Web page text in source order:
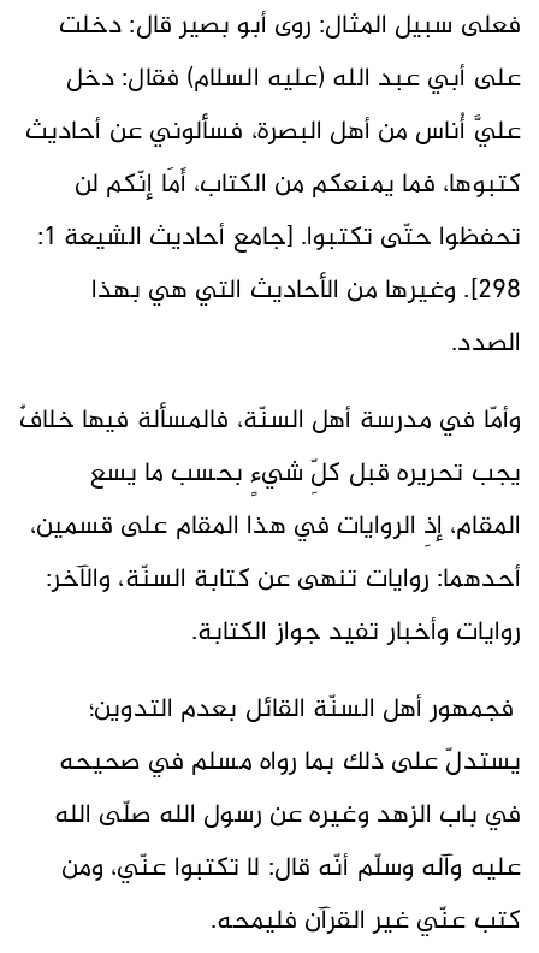
فعلى سبيل المثال: روى أبو بصير قال: دخلت
على أبي عبد الله (عليه السلام) فقال: دخل
عليَّ أُناس من أهل البصرة، فسألوني عن أحاديث
كتبوها، فما يمنعكم من الكتاب، أَمَا إنّكم لن
تحفظوا حتّى تكتبوا. [جامع أحاديث الشيعة 1:
298]. وغيرها من الأحاديث التي هي بهذا
الصدد.
وأمّا في مدرسة أهل السنّة، فالمسألة فيها خلافٌ
يجب تحريره قبل كلِّ شيءٍ بحسب ما يسع
المقام، إذِ الروايات في هذا المقام على قسمين،
أحدهما: روايات تنهى عن كتابة السنّة، والآخر:
روايات وأخبار تفيد جواز الكتابة.
فجمهور أهل السنّة القائل بعدم التدوين؛
يستدلّ على ذلك بما رواه مسلم في صحيحه
في باب الزهد وغيره عن رسول الله صلّى الله
عليه وآله وسلّم أنّه قال: لا تكتبوا عنّي، ومن
كتب عنّي غير القرآن فليمحه.